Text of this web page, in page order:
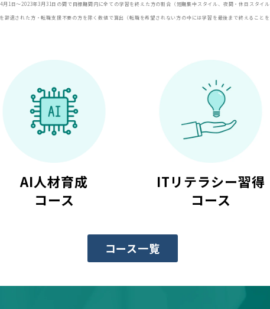
1日〜2023年3月31日の間で目標期間内に全ての学習を終えた方の割合（短期集中スタイル、夜間・休日スタイル
退された方・転職支援不要の方を除く数値で算出（転職を希望されない方の中には学習を最後まで終えることを
AI人材育成
コース
ITリテラシー習得
コース
コース一覧